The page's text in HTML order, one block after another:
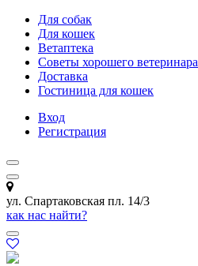
Для собак
Для кошек
Ветаптека
Советы хорошего ветеринара
Доставка
Гостиница для кошек
Вход
Регистрация
ул. Спартаковская пл. 14/3
как нас найти?